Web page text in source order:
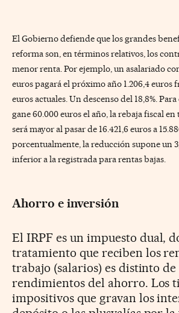
El Gobierno defiende que los grandes
reforma son, en términos relativos, los
menor renta. Por ejemplo, un asalariado
euros pagará el próximo año 1.206,4 euros
euros actuales. Un descenso del 18,8%.
gane 60.000 euros el año, la rebaja fiscal
será mayor al pasar de 16.421,6 euros a
porcentualmente, la reducción supone un
inferior a la registrada para rentas bajas.
Ahorro e inversión
El IRPF es un impuesto dual,
tratamiento que reciben los
trabajo (salarios) es distinto de
rendimientos del ahorro. Los
impositivos que gravan los